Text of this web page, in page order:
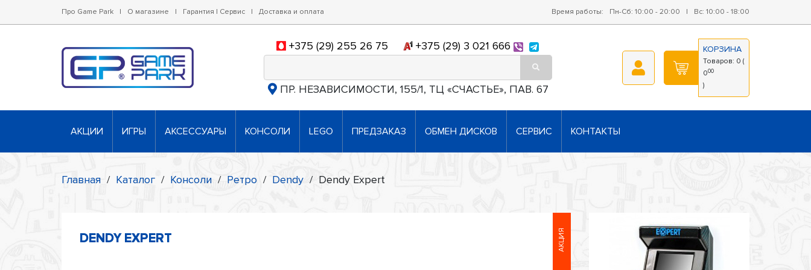
Про Game Park | О магазине | Гарантия | Сервис | Доставка и оплата Время работы: Пн-Сб: 10:00 - 20:00 | Вс: 10:00 - 18:00
+375 (29) 255 26 75 +375 (29) 3 021 666
ПР. НЕЗАВИСИМОСТИ, 155/1, ТЦ «СЧАСТЬЕ», ПАВ. 67
КОРЗИНА
Товаров: 0 (
000
)
АКЦИИ ИГРЫ АКСЕССУАРЫ КОНСОЛИ LEGO ПРЕДЗАКАЗ ОБМЕН ДИСКОВ СЕРВИС КОНТАКТЫ
Главная / Каталог / Консоли / Ретро / Dendy / Dendy Expert
АКЦИЯ
DENDY EXPERT